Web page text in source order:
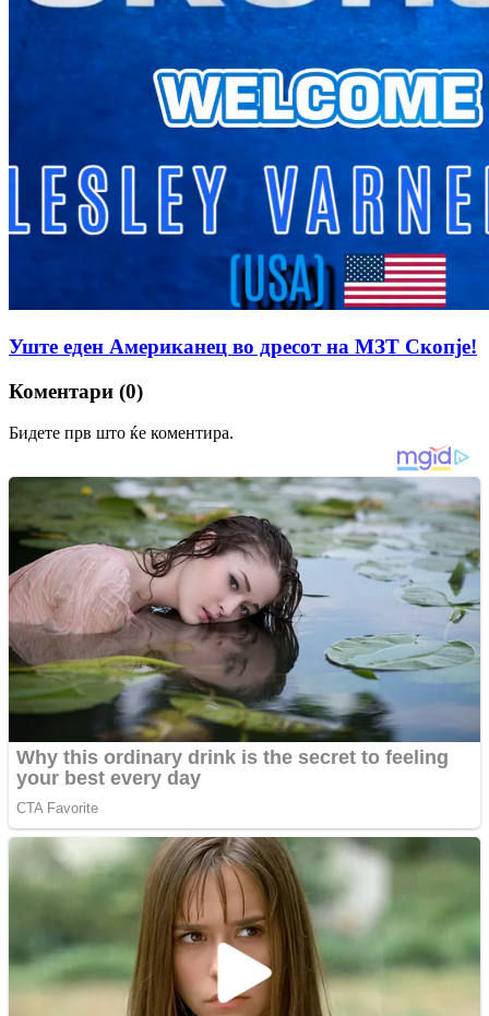
Уште еден Американец во дресот на МЗТ Скопје!
Коментари (0)
Бидете прв што ќе коментира.